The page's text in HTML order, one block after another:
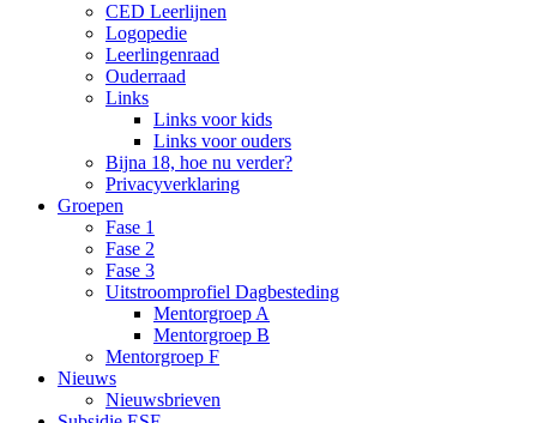
CED Leerlijnen
Logopedie
Leerlingenraad
Ouderraad
Links
Links voor kids
Links voor ouders
Bijna 18, hoe nu verder?
Privacyverklaring
Groepen
Fase 1
Fase 2
Fase 3
Uitstroomprofiel Dagbesteding
Mentorgroep A
Mentorgroep B
Mentorgroep F
Nieuws
Nieuwsbrieven